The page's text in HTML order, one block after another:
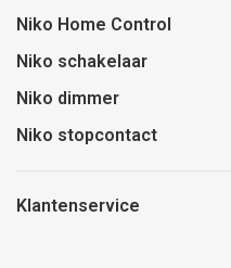
Niko Home Control
Niko schakelaar
Niko dimmer
Niko stopcontact
Klantenservice